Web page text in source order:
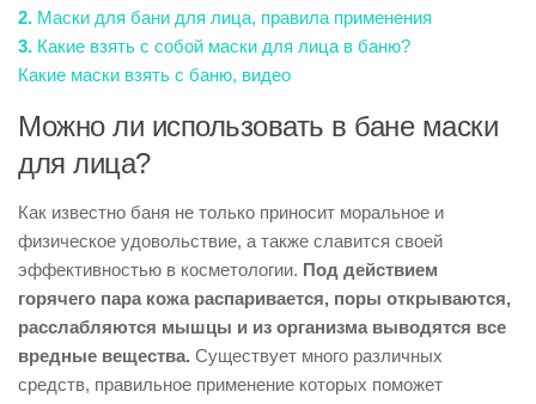
2. Маски для бани для лица, правила применения
3. Какие взять с собой маски для лица в баню?
Какие маски взять с баню, видео
Можно ли использовать в бане маски
для лица?
Как известно баня не только приносит моральное и
физическое удовольствие, а также славится своей
эффективностью в косметологии. Под действием
горячего пара кожа распаривается, поры открываются,
расслабляются мышцы и из организма выводятся все
вредные вещества. Существует много различных
средств, правильное применение которых поможет